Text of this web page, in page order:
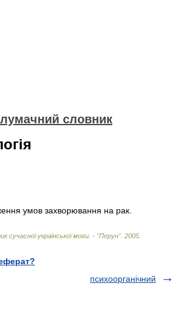
словник
умов захворювання на рак.
сучасної української мови. - "Перун". 2005
психоорганічний